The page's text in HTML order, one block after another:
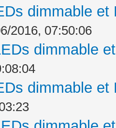
dimmable
2016, 07:50:06
dimmable
dimmable